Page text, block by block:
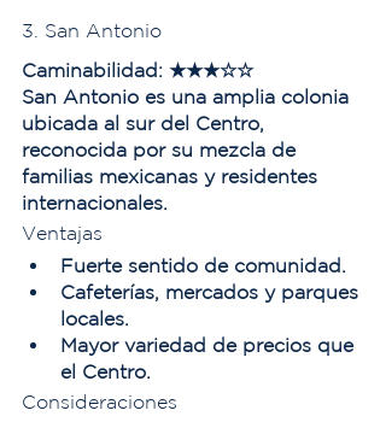
3. San Antonio
Caminabilidad: ★★★☆☆
San Antonio es una amplia colonia
ubicada al sur del Centro,
reconocida por su mezcla de
familias mexicanas y residentes
internacionales.
Ventajas
Fuerte sentido de comunidad.
Cafeterías, mercados y parques
locales.
Mayor variedad de precios que
el Centro.
Consideraciones